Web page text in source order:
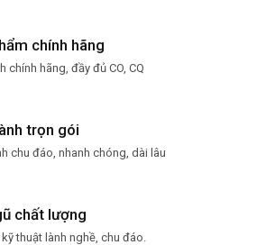
chính hãng
chính hãng, đầy đủ CO, CQ
trọn gói
chu đáo, nhanh chóng, dài lâu
chất lượng
thuật lành nghề, chu đáo.